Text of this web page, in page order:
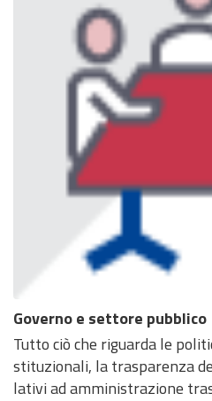
Governo e settore pubblico
Tutto ciò che riguarda le
stituzionali, la trasparenza
lativi ad amministrazione